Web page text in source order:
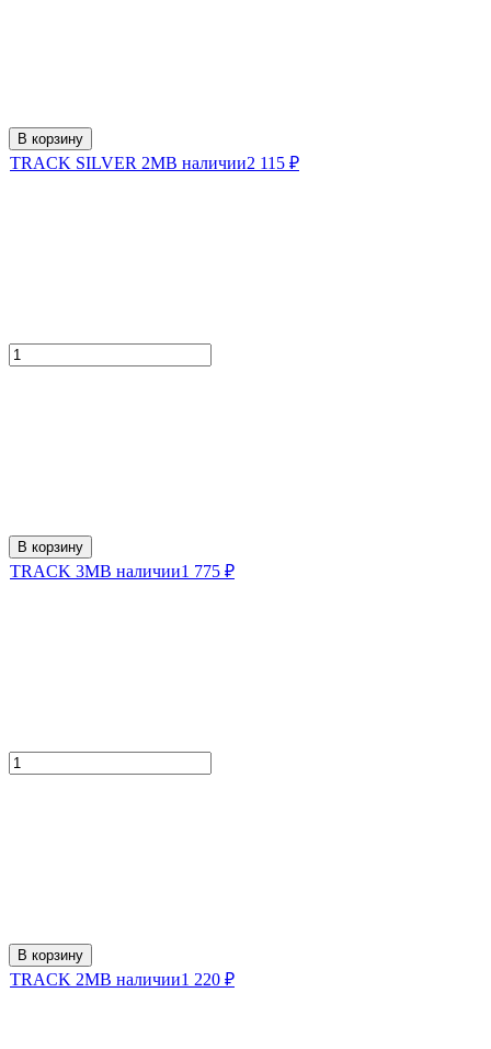
В корзину
TRACK SILVER 2MВ наличии2 115 ₽
В корзину
TRACK 3MВ наличии1 775 ₽
В корзину
TRACK 2MВ наличии1 220 ₽